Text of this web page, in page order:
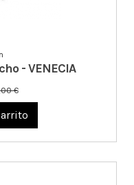
- VENECIA
€